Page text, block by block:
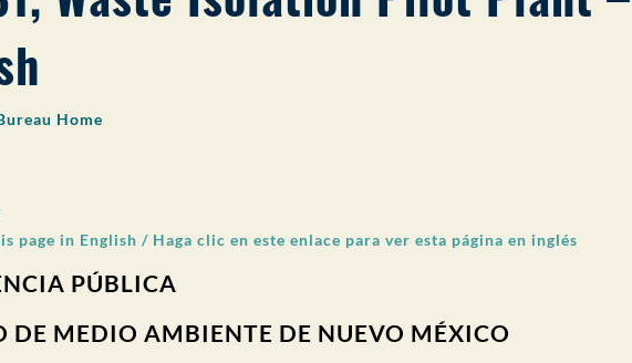
Home
in English / Haga clic en este enlace para ver esta página en inglés
PÚBLICA
DE MEDIO AMBIENTE DE NUEVO MÉXICO